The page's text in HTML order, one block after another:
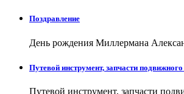
Поздравление
День рождения Миллермана
Путевой инструмент, запчасти
Путевой инструмент, запчасти